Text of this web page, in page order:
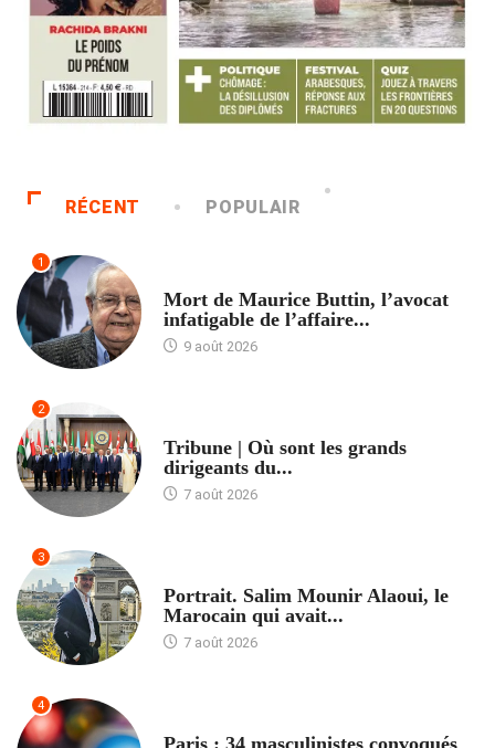
RÉCENT POPULAIR
1
Mort de Maurice Buttin, l’avocat
infatigable de l’affaire...
9 août 2026
2
Tribune | Où sont les grands
dirigeants du...
7 août 2026
3
Portrait. Salim Mounir Alaoui, le
Marocain qui avait...
7 août 2026
4
Paris : 34 masculinistes convoqués